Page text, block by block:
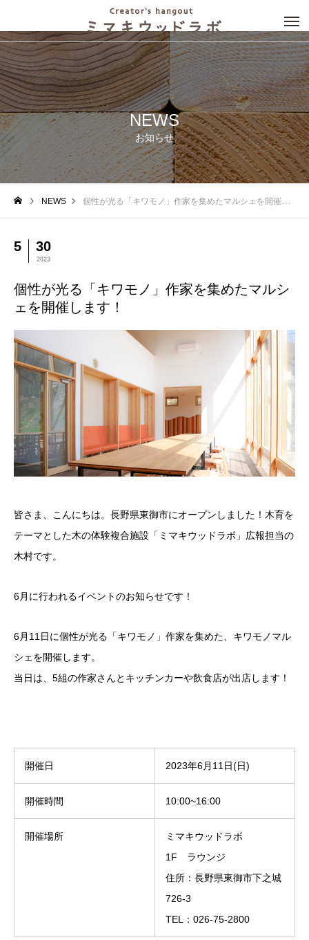
NEWS
お知らせ
NEWS 個性が光る「キワモノ」作家を集めたマルシェを開催します！
5 30
2023
個性が光る「キワモノ」作家を集めたマルシ
ェを開催します！
皆さま、こんにちは。長野県東御市にオープンしました！木育を
テーマとした木の体験複合施設「ミマキウッドラボ」広報担当の
木村です。
6月に行われるイベントのお知らせです！
6月11日に個性が光る「キワモノ」作家を集めた、キワモノマル
シェを開催します。
当日は、5組の作家さんとキッチンカーや飲食店が出店します！
開催日 2023年6月11日(日)
開催時間 10:00~16:00
開催場所
ミマキウッドラボ
1F ラウンジ
住所：長野県東御市下之城
726-3
TEL：026-75-2800